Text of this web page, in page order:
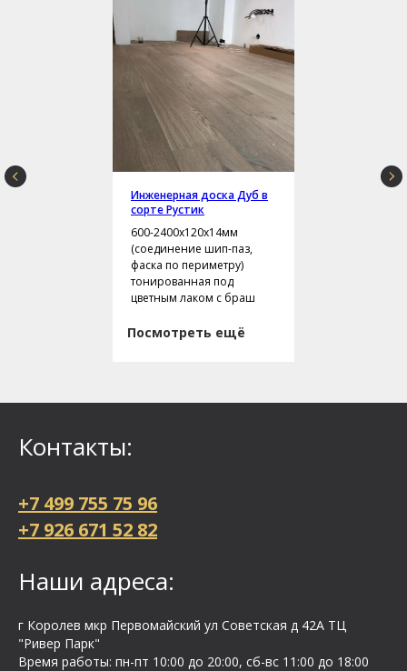
Инженерная доска Дуб в
сорте Рустик
600-2400х120х14мм
(соединение шип-паз,
фаска по периметру)
тонированная под
цветным лаком с браш
Посмотреть ещё
Контакты:
+7 499 755 75 96
+7 926 671 52 82
Наши адреса:
г Королев мкр Первомайский ул Cоветская д 42А ТЦ
"Ривер Парк"
Время работы: пн-пт 10:00 до 20:00, сб-вс 11:00 до 18:00